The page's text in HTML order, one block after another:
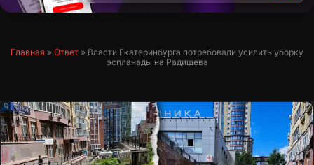
Главная » Ответ » Власти Екатеринбурга потребовали усилить уборку
эспланады на Радищева